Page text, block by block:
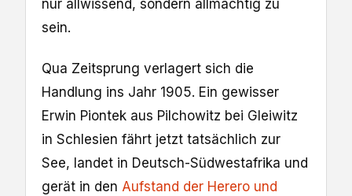
nur allwissend, sondern allmächtig zu
sein.
Qua Zeitsprung verlagert sich die
Handlung ins Jahr 1905. Ein gewisser
Erwin Piontek aus Pilchowitz bei Gleiwitz
in Schlesien fährt jetzt tatsächlich zur
See, landet in Deutsch-Südwestafrika und
gerät in den Aufstand der Herero und